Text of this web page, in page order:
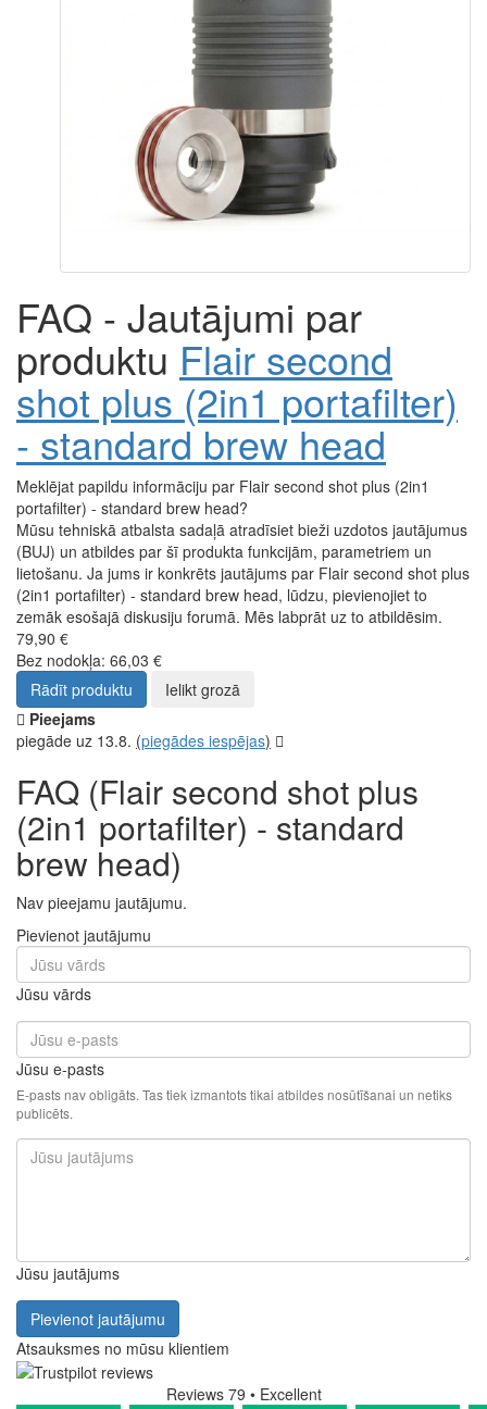
FAQ - Jautājumi par
produktu Flair second
shot plus (2in1 portafilter)
- standard brew head
Meklējat papildu informāciju par Flair second shot plus (2in1
portafilter) - standard brew head?
Mūsu tehniskā atbalsta sadaļā atradīsiet bieži uzdotos jautājumus
(BUJ) un atbildes par šī produkta funkcijām, parametriem un
lietošanu. Ja jums ir konkrēts jautājums par Flair second shot plus
(2in1 portafilter) - standard brew head, lūdzu, pievienojiet to
zemāk esošajā diskusiju forumā. Mēs labprāt uz to atbildēsim.
79,90 €
Bez nodokļa: 66,03 €
Rādīt produktu
Ielikt grozā
Pieejams
piegāde uz 13.8. (piegādes iespējas)
FAQ (Flair second shot plus
(2in1 portafilter) - standard
brew head)
Nav pieejamu jautājumu.
Pievienot jautājumu
Jūsu vārds
Jūsu e-pasts
E-pasts nav obligāts. Tas tiek izmantots tikai atbildes nosūtīšanai un netiks
publicēts.
Jūsu jautājums
Pievienot jautājumu
Atsauksmes no mūsu klientiem
Reviews 79 • Excellent